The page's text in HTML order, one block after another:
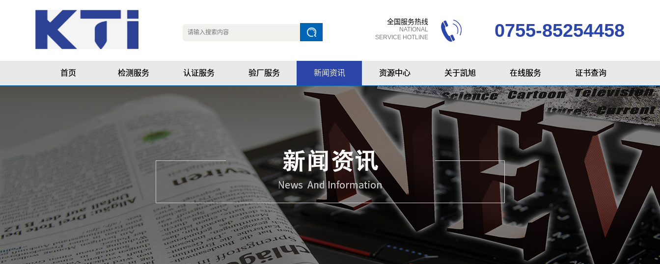
全国服务热线
NATIONAL
SERVICE HOTLINE
0755-85254458
首页 检测服务 认证服务 验厂服务 新闻资讯 资源中心 关于凯旭 在线服务 证书查询